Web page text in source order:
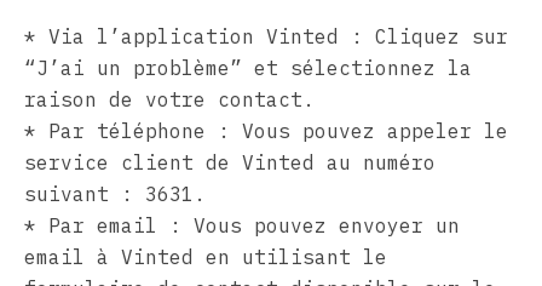
* Via l’application Vinted : Cliquez sur
“J’ai un problème” et sélectionnez la
raison de votre contact.
* Par téléphone : Vous pouvez appeler le
service client de Vinted au numéro
suivant : 3631.
* Par email : Vous pouvez envoyer un
email à Vinted en utilisant le